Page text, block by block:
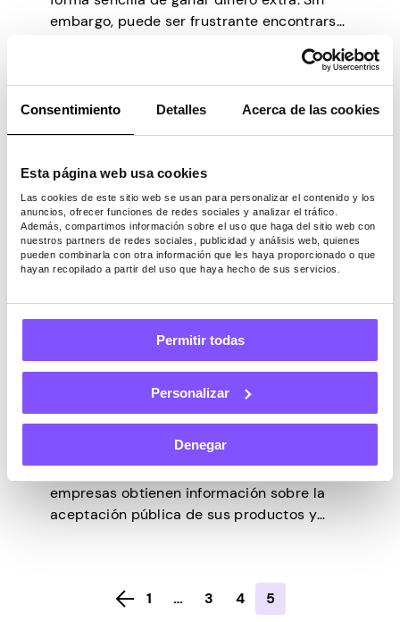
Consentimiento Detalles Acerca de las cookies
Esta página web usa cookies
Las cookies de este sitio web se usan para personalizar el contenido y los
anuncios, ofrecer funciones de redes sociales y analizar el tráfico.
Además, compartimos información sobre el uso que haga del sitio web con
nuestros partners de redes sociales, publicidad y análisis web, quienes
pueden combinarla con otra información que les haya proporcionado o que
hayan recopilado a partir del uso que haya hecho de sus servicios.
Permitir todas
Personalizar
Denegar
embargo, puede ser frustrante encontrarse
“No calificas para esta encuesta”, después
de responder algunas preguntas
preliminares. La mayoría de las personas no
ENCUESTAS
¿Qué son los trabajos de
encuestas pagadas en línea:
realmente puedes ganar
dinero con ellos?
¿Alguna vez te has preguntado cómo las
empresas obtienen información sobre la
aceptación pública de sus productos y
inteligentes realizan encuestas en línea
para un alcance más amplio. ¿Qué son los
1 … 3 4 5